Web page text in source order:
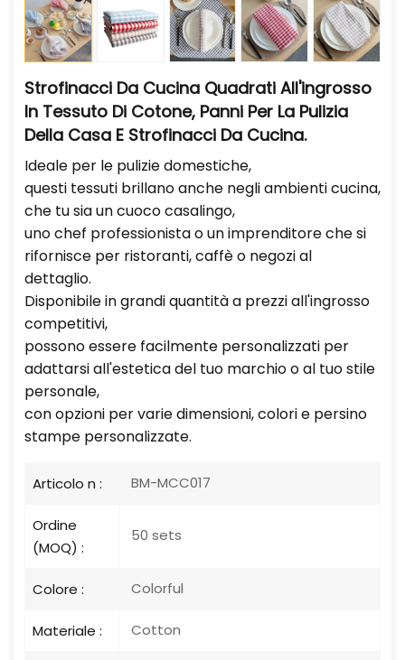
Strofinacci Da Cucina Quadrati All'ingrosso
In Tessuto Di Cotone, Panni Per La Pulizia
Della Casa E Strofinacci Da Cucina.
Ideale per le pulizie domestiche,
questi tessuti brillano anche negli ambienti cucina,
che tu sia un cuoco casalingo,
uno chef professionista o un imprenditore che si
rifornisce per ristoranti, caffè o negozi al
dettaglio.
Disponibile in grandi quantità a prezzi all'ingrosso
competitivi,
possono essere facilmente personalizzati per
adattarsi all'estetica del tuo marchio o al tuo stile
personale,
con opzioni per varie dimensioni, colori e persino
stampe personalizzate.
Articolo n : BM-MCC017
Ordine
(MOQ) :
50 sets
Colore : Colorful
Materiale : Cotton